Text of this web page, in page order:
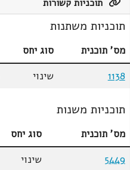
תוכניות קשורות
תוכניות משתנות
מס' תוכנית סוג יחס
1138
שינוי
תוכניות משנות
מס' תוכנית סוג יחס
5449
שינוי